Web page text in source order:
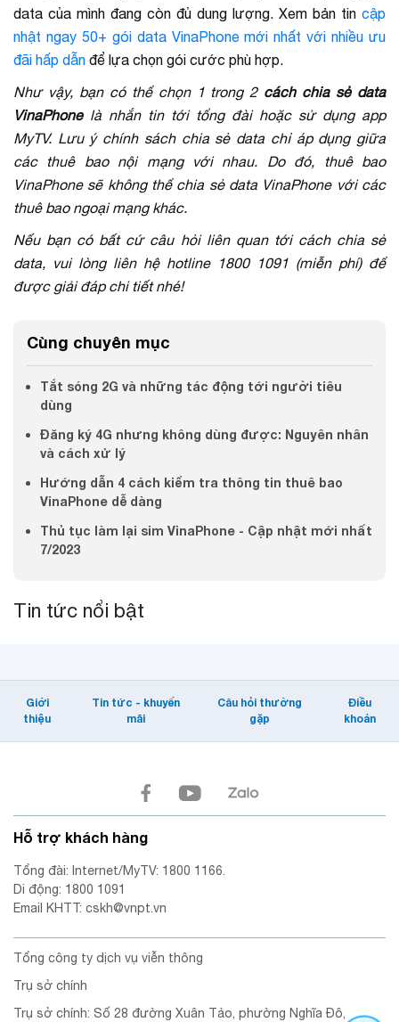
data của mình đang còn đủ dung lượng. Xem bản tin cập
nhật ngay 50+ gói data VinaPhone mới nhất với nhiều ưu
đãi hấp dẫn để lựa chọn gói cước phù hợp.
Như vậy, bạn có thể chọn 1 trong 2cách chia sẻ data
VinaPhone là nhắn tin tới tổng đài hoặc sử dụng app
MyTV. Lưu ý chính sách chia sẻ data chỉ áp dụng giữa
các thuê bao nội mạng với nhau. Do đó, thuê bao
VinaPhone sẽ không thể chia sẻ data VinaPhone với các
thuê bao ngoại mạng khác.
Nếu bạn có bất cứ câu hỏi liên quan tới cách chia sẻ
data, vui lòng liên hệ hotline 1800 1091 (miễn phí) để
được giải đáp chi tiết nhé!
Cùng chuyên mục
Tắt sóng 2G và những tác động tới người tiêu
dùng
Đăng ký 4G nhưng không dùng được: Nguyên nhân
và cách xử lý
Hướng dẫn 4 cách kiểm tra thông tin thuê bao
VinaPhone dễ dàng
Thủ tục làm lại sim VinaPhone - Cập nhật mới nhất
7/2023
Tin tức nổi bật
Giới
thiệu
Tin tức - khuyến
mãi
Câu hỏi thường
gặp
Điều
khoản
Hỗ trợ khách hàng
Tổng đài: Internet/MyTV: 1800 1166.
Di động: 1800 1091
Email KHTT: cskh@vnpt.vn
Tổng công ty dịch vụ viễn thông
Trụ sở chính
Trụ sở chính: Số 28 đường Xuân Tảo, phường Nghĩa Đô,